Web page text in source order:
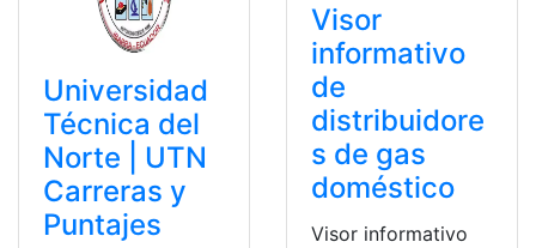
Universidad
Técnica del
Norte | UTN
Carreras y
Puntajes
Visor
informativo
de
distribuidore
s de gas
doméstico
Visor informativo